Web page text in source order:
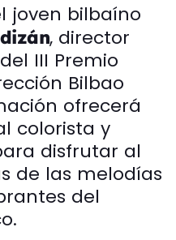
joven bilbaíno
, director
III Premio
Bilbao
ofrecerá
colorista y
disfrutar al
de las melodías
del